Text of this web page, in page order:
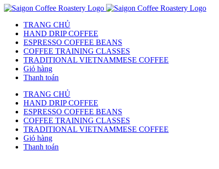
TRANG CHỦ
HAND DRIP COFFEE
ESPRESSO COFFEE BEANS
COFFEE TRAINING CLASSES
TRADITIONAL VIETNAMMESE COFFEE
Giỏ hàng
Thanh toán
TRANG CHỦ
HAND DRIP COFFEE
ESPRESSO COFFEE BEANS
COFFEE TRAINING CLASSES
TRADITIONAL VIETNAMMESE COFFEE
Giỏ hàng
Thanh toán